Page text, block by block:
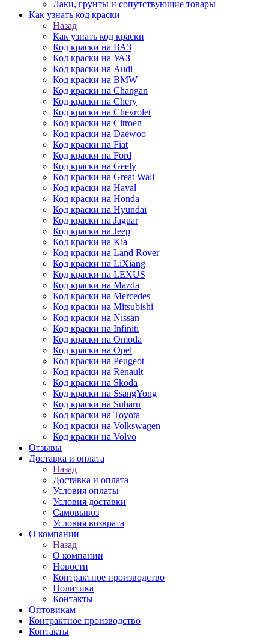
Лаки, грунты и сопутствующие товары
Как узнать код краски
Назад
Как узнать код краски
Код краски на ВАЗ
Код краски на УАЗ
Код краски на Audi
Код краски на BMW
Код краски на Changan
Код краски на Chery
Код краски на Chevrolet
Код краски на Citroen
Код краски на Daewoo
Код краски на Fiat
Код краски на Ford
Код краски на Geely
Код краски на Great Wall
Код краски на Haval
Код краски на Honda
Код краски на Hyundai
Код краски на Jaguar
Код краски на Jeep
Код краски на Kia
Код краски на Land Rover
Код краски на LiXiang
Код краски на LEXUS
Код краски на Mazda
Код краски на Mercedes
Код краски на Mitsubishi
Код краски на Nissan
Код краски на Infiniti
Код краски на Omoda
Код краски на Opel
Код краски на Peugeot
Код краски на Renault
Код краски на Skoda
Код краски на SsangYong
Код краски на Subaru
Код краски на Toyota
Код краски на Volkswagen
Код краски на Volvo
Отзывы
Доставка и оплата
Назад
Доставка и оплата
Условия оплаты
Условия доставки
Самовывоз
Условия возврата
О компании
Назад
О компании
Новости
Контрактное производство
Политика
Контакты
Оптовикам
Контрактное производство
Контакты